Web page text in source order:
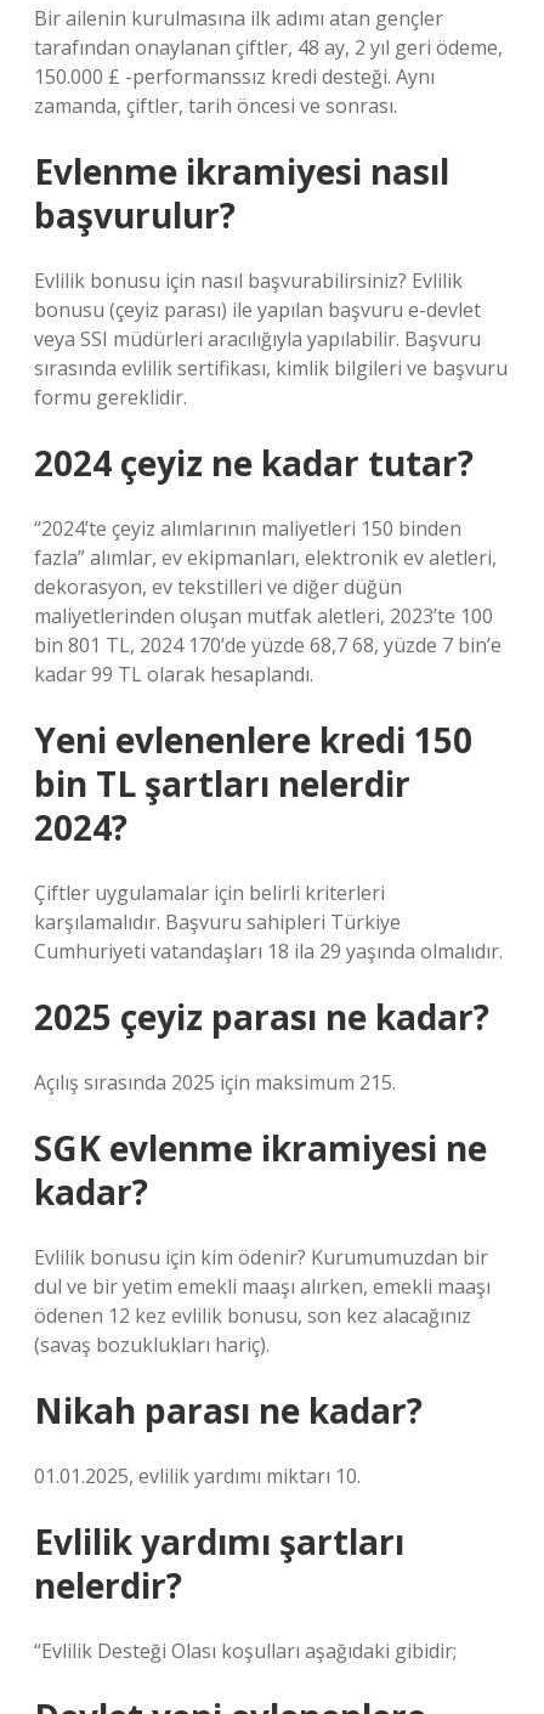
Bir ailenin kurulmasına ilk adımı atan gençler
tarafından onaylanan çiftler, 48 ay, 2 yıl geri ödeme,
150.000 £ -performanssız kredi desteği. Aynı
zamanda, çiftler, tarih öncesi ve sonrası.
Evlenme ikramiyesi nasıl
başvurulur?
Evlilik bonusu için nasıl başvurabilirsiniz? Evlilik
bonusu (çeyiz parası) ile yapılan başvuru e-devlet
veya SSI müdürleri aracılığıyla yapılabilir. Başvuru
sırasında evlilik sertifikası, kimlik bilgileri ve başvuru
formu gereklidir.
2024 çeyiz ne kadar tutar?
“2024’te çeyiz alımlarının maliyetleri 150 binden
fazla” alımlar, ev ekipmanları, elektronik ev aletleri,
dekorasyon, ev tekstilleri ve diğer düğün
maliyetlerinden oluşan mutfak aletleri, 2023’te 100
bin 801 TL, 2024 170’de yüzde 68,7 68, yüzde 7 bin’e
kadar 99 TL olarak hesaplandı.
Yeni evlenenlere kredi 150
bin TL şartları nelerdir
2024?
Çiftler uygulamalar için belirli kriterleri
karşılamalıdır. Başvuru sahipleri Türkiye
Cumhuriyeti vatandaşları 18 ila 29 yaşında olmalıdır.
2025 çeyiz parası ne kadar?
Açılış sırasında 2025 için maksimum 215.
SGK evlenme ikramiyesi ne
kadar?
Evlilik bonusu için kim ödenir? Kurumumuzdan bir
dul ve bir yetim emekli maaşı alırken, emekli maaşı
ödenen 12 kez evlilik bonusu, son kez alacağınız
(savaş bozuklukları hariç).
Nikah parası ne kadar?
01.01.2025, evlilik yardımı miktarı 10.
Evlilik yardımı şartları
nelerdir?
“Evlilik Desteği Olası koşulları aşağıdaki gibidir;